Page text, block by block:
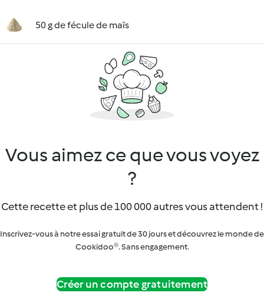
50 g de fécule de maïs
Vous aimez ce que vous voyez
?
Cette recette et plus de 100 000 autres vous attendent !
Inscrivez-vous à notre essai gratuit de 30 jours et découvrez le monde de
Cookidoo®. Sans engagement.
Créer un compte gratuitement